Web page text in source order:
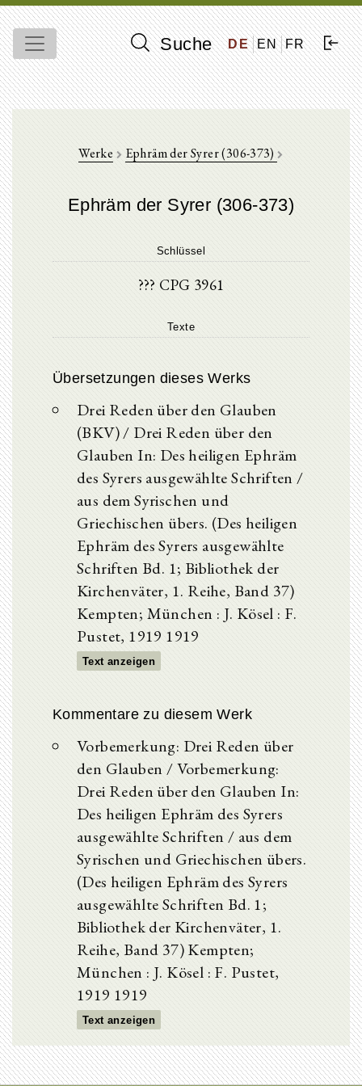
Suche DE EN FR
Werke Ephräm der Syrer (306-373)
Ephräm der Syrer (306-373)
Schlüssel
??? CPG 3961
Texte
Übersetzungen dieses Werks
Drei Reden über den Glauben
(BKV) / Drei Reden über den
Glauben In: Des heiligen Ephräm
des Syrers ausgewählte Schriften /
aus dem Syrischen und
Griechischen übers. (Des heiligen
Ephräm des Syrers ausgewählte
Schriften Bd. 1; Bibliothek der
Kirchenväter, 1. Reihe, Band 37)
Kempten; München : J. Kösel : F.
Pustet, 1919 1919
Text anzeigen
Kommentare zu diesem Werk
Vorbemerkung: Drei Reden über
den Glauben / Vorbemerkung:
Drei Reden über den Glauben In:
Des heiligen Ephräm des Syrers
ausgewählte Schriften / aus dem
Syrischen und Griechischen übers.
(Des heiligen Ephräm des Syrers
ausgewählte Schriften Bd. 1;
Bibliothek der Kirchenväter, 1.
Reihe, Band 37) Kempten;
München : J. Kösel : F. Pustet,
1919 1919
Text anzeigen